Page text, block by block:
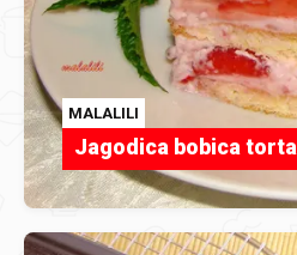
MALALILI
Jagodica bobica torta